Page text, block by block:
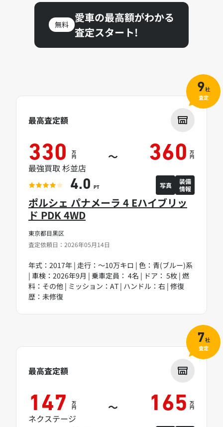
無料
愛車の最高額がわかる
査定スタート!
東京都目黒区
査定依頼日：2026年05月14日
ポルシェ パナメーラ 4 Eハイブリッ
ド PDK 4WD
年式：2017年 | 走行：～10万キロ | 色：青(ブルー)系
| 車検：2026年9月 | 乗車定員： 4名 | ドア： 5枚 | 燃
料：その他 | ミッション：AT | ハンドル：右 | 修復
歴：未修復
最高査定額
330 万
円 ～ 360 万
円
最強買取 杉並店
4.0 PT 写真
装備
情報
9社
査定
最高査定額
147 万
円 ～ 165 万
円
ネクステージ
7社
査定